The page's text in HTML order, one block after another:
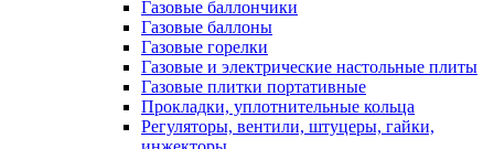
Газовые баллончики
Газовые баллоны
Газовые горелки
Газовые и электрические настольные плиты
Газовые плитки портативные
Прокладки, уплотнительные кольца
Регуляторы, вентили, штуцеры, гайки,